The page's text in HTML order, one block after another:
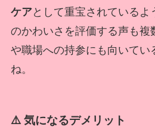
ケアとして重宝されているよ
のかわいさを評価する声も複
や職場への持参にも向いてい
ね。
⚠️ 気になるデメリット